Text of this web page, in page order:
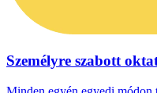
Személyre szabott